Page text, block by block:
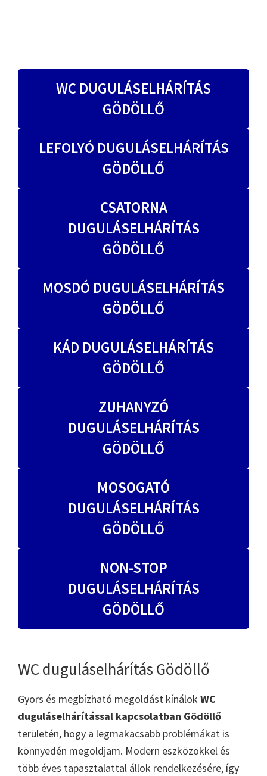
WC DUGULÁSELHÁRÍTÁS
GÖDÖLLŐ
LEFOLYÓ DUGULÁSELHÁRÍTÁS
GÖDÖLLŐ
CSATORNA
DUGULÁSELHÁRÍTÁS
GÖDÖLLŐ
MOSDÓ DUGULÁSELHÁRÍTÁS
GÖDÖLLŐ
KÁD DUGULÁSELHÁRÍTÁS
GÖDÖLLŐ
ZUHANYZÓ
DUGULÁSELHÁRÍTÁS
GÖDÖLLŐ
MOSOGATÓ
DUGULÁSELHÁRÍTÁS
GÖDÖLLŐ
NON-STOP
DUGULÁSELHÁRÍTÁS
GÖDÖLLŐ
WC duguláselhárítás Gödöllő
Gyors és megbízható megoldást kínálok WC
duguláselhárítással kapcsolatban Gödöllő
területén, hogy a legmakacsabb problémákat is
könnyedén megoldjam. Modern eszközökkel és
több éves tapasztalattal állok rendelkezésére, így